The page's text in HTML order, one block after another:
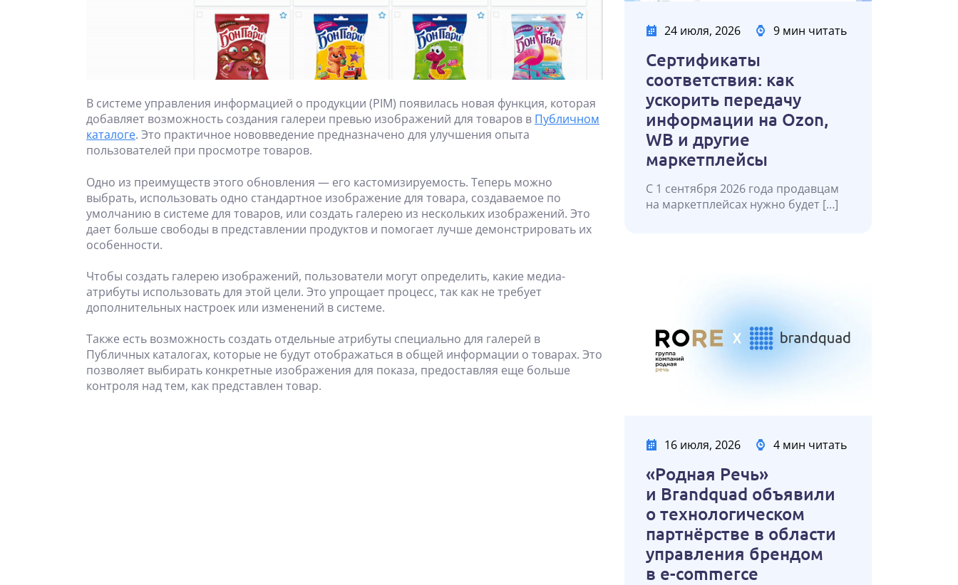
В системе управления информацией о продукции (PIM) появилась новая функция, которая
добавляет возможность создания галереи превью изображений для товаров в Публичном
каталоге. Это практичное нововведение предназначено для улучшения опыта
пользователей при просмотре товаров.
Одно из преимуществ этого обновления — его кастомизируемость. Теперь можно
выбрать, использовать одно стандартное изображение для товара, создаваемое по
умолчанию в системе для товаров, или создать галерею из нескольких изображений. Это
дает больше свободы в представлении продуктов и помогает лучше демонстрировать их
особенности.
Чтобы создать галерею изображений, пользователи могут определить, какие медиа-
атрибуты использовать для этой цели. Это упрощает процесс, так как не требует
дополнительных настроек или изменений в системе.
Также есть возможность создать отдельные атрибуты специально для галерей в
Публичных каталогах, которые не будут отображаться в общей информации о товарах. Это
позволяет выбирать конкретные изображения для показа, предоставляя еще больше
контроля над тем, как представлен товар.
24 июля, 2026 9 мин читать
Сертификаты
соответствия: как
ускорить передачу
информации на Ozon,
WB и другие
маркетплейсы
С 1 сентября 2026 года продавцам
на маркетплейсах нужно будет […]
16 июля, 2026 4 мин читать
«Родная Речь»
и Brandquad объявили
о технологическом
партнёрстве в области
управления брендом
в e-commerce